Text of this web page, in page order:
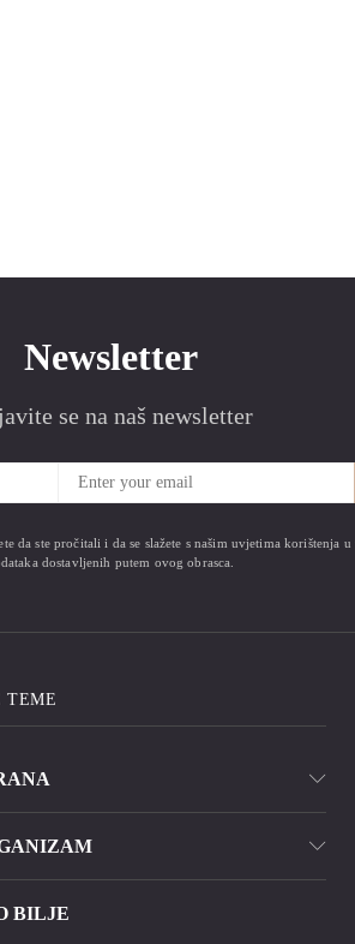
Newsletter
se na naš newsletter
da ste pročitali i da se slažete s našim uvjetima korištenja u
dostavljenih putem ovog obrasca.
TEME
BILJE